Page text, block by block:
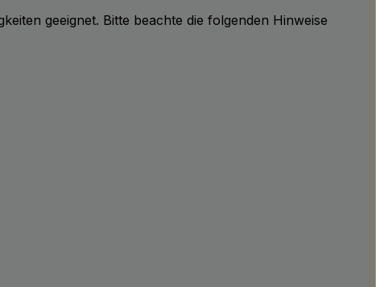
geeignet. Bitte beachte die folgenden Hinweise